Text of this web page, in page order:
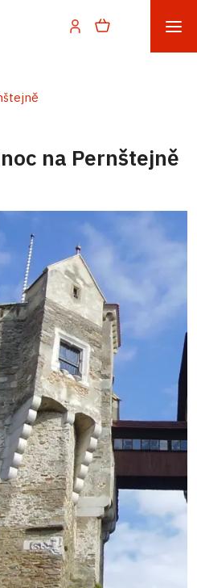
na Pernštejně